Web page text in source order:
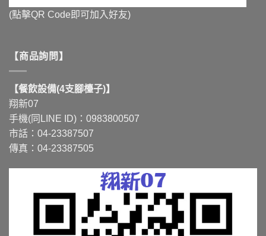
(點擊QR Code即可加入好友)
【商品詢問】
【餐飲設備(4支腳檯子)】
翔新07
手機(同LINE ID)：0983800507
市話：04-23387507
傳真：04-23387505